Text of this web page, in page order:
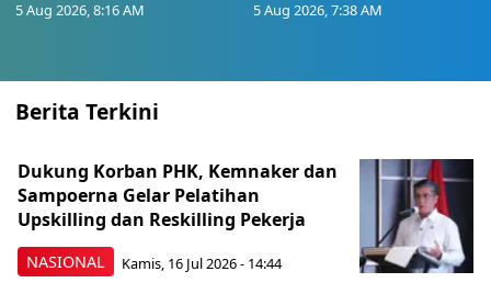
5 Aug 2026, 8:16 AM 5 Aug 2026, 7:38 AM
Berita Terkini
NASIONAL
Dukung Korban PHK, Kemnaker dan
Sampoerna Gelar Pelatihan
Upskilling dan Reskilling Pekerja
Kamis, 16 Jul 2026 - 14:44